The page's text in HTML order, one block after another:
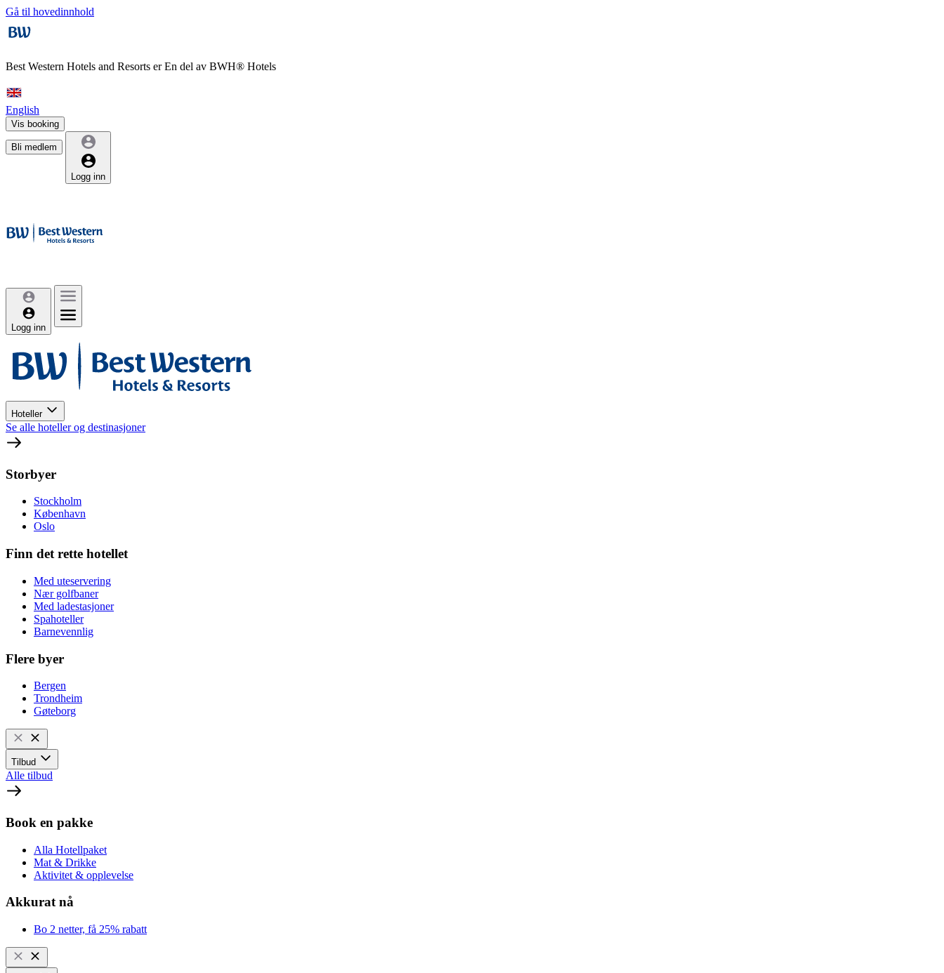
Gå til hovedinnhold
Best Western Hotels and Resorts erEn del av BWH® Hotels
English
Vis booking
Bli medlem
Logg inn
Logg inn
Hoteller
Se alle hoteller og destinasjoner
Storbyer
Stockholm
København
Oslo
Finn det rette hotellet
Med uteservering
Nær golfbaner
Med ladestasjoner
Spahoteller
Barnevennlig
Flere byer
Bergen
Trondheim
Gøteborg
Tilbud
Alle tilbud
Book en pakke
Alla Hotellpaket
Mat & Drikke
Aktivitet & opplevelse
Akkurat nå
Bo 2 netter, få 25% rabatt